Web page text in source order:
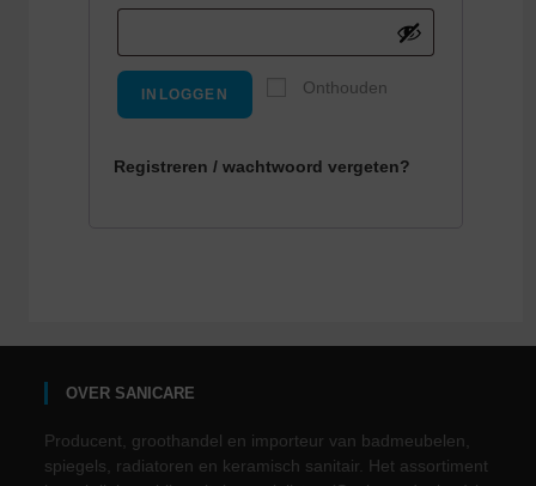
Onthouden
INLOGGEN
Registreren / wachtwoord vergeten?
OVER SANICARE
Producent, groothandel en importeur van badmeubelen,
spiegels, radiatoren en keramisch sanitair. Het assortiment